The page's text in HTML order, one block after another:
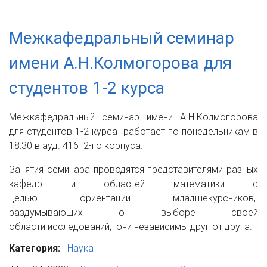
Межкафедральный семинар
имени А.Н.Колмогорова для
студентов 1-2 курса
Межкафедральный семинар имени А.Н.Колмогорова
для студентов 1-2 курса работает по понедельникам в
18:30 в ауд. 416 2-го корпуса.
Занятия семинара проводятся представителями разных
кафедр и областей математики с
целью ориентации младшекурсников,
раздумывающих о выборе своей
области исследований; они независимы друг от друга.
Категория:
Наука